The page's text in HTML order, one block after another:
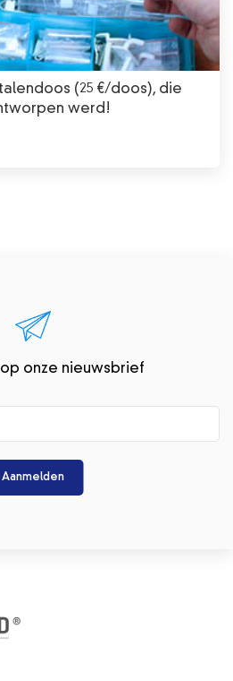
(25 €/doos), die
werd!
op onze nieuwsbrief
Aanmelden